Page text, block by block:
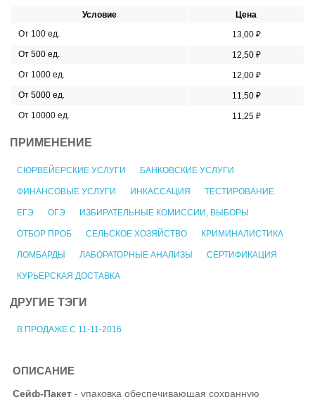
Условие
Цена
От 100 ед.
13,00 ₽
От 500 ед.
12,50 ₽
От 1000 ед.
12,00 ₽
От 5000 ед.
11,50 ₽
От 10000 ед.
11,25 ₽
ПРИМЕНЕНИЕ
СЮРВЕЙЕРСКИЕ УСЛУГИ БАНКОВСКИЕ УСЛУГИ
ФИНАНСОВЫЕ УСЛУГИ ИНКАССАЦИЯ ТЕСТИРОВАНИЕ
ЕГЭ ОГЭ ИЗБИРАТЕЛЬНЫЕ КОМИССИИ, ВЫБОРЫ
ОТБОР ПРОБ СЕЛЬСКОЕ ХОЗЯЙСТВО КРИМИНАЛИСТИКА
ЛОМБАРДЫ ЛАБОРАТОРНЫЕ АНАЛИЗЫ СЕРТИФИКАЦИЯ
КУРЬЕРСКАЯ ДОСТАВКА
ДРУГИЕ ТЭГИ
В ПРОДАЖЕ С 11-11-2016
ОПИСАНИЕ
Сейф-Пакет - упаковка обеспечивающая сохранную